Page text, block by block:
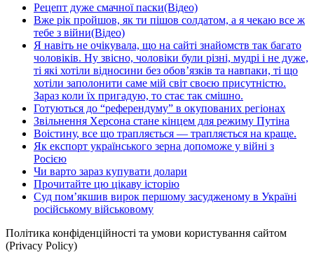
Рецепт дуже смачної паски(Відео)
Вже рік пройшов, як ти пішов солдатом, а я чекаю все ж
тебе з війни(Відео)
Я навіть не очікувала, що на сайті знайомств так багато
чоловіків. Ну звісно, чоловіки були різні, мудрі і не дуже,
ті які хотіли відносини без обов’язків та навпаки, ті що
хотіли заполонити саме мій світ своєю присутністю.
Зараз коли їх пригадую, то стає так смішно.
Готуються до “референдуму” в окупованих регіонах
Звільнення Херсона стане кінцем для режиму Путіна
Воістину, все що трапляється — трапляється на краще.
Як експорт українського зерна допоможе у війні з
Росією
Чи варто зараз купувати долари
Прочитайте цю цікаву історію
Суд пом’якшив вирок першому засудженому в Україні
російському військовому
Політика конфіденційності та умови користування сайтом
(Privacy Policy)